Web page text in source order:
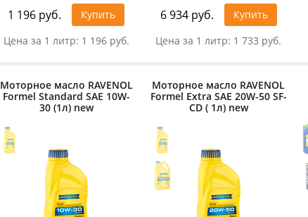
1 196 руб.
Купить
Цена за 1 литр: 1 196 руб.
6 934 руб.
Купить
Цена за 1 литр: 1 733 руб.
Моторное масло RAVENOL
Formel Standard SAE 10W-
30 (1л) new
Моторное масло RAVENOL
Formel Extra SAE 20W-50 SF-
CD ( 1л) new